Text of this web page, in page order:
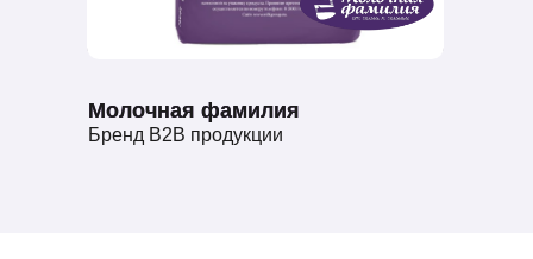
Молочная фамилия
Бренд B2B продукции
Молочная фамилия